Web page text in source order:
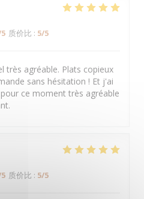
质价比 : 5/5
très agréable. Plats copieux
sans hésitation ! Et j'ai
ce moment très agréable
质价比 : 5/5